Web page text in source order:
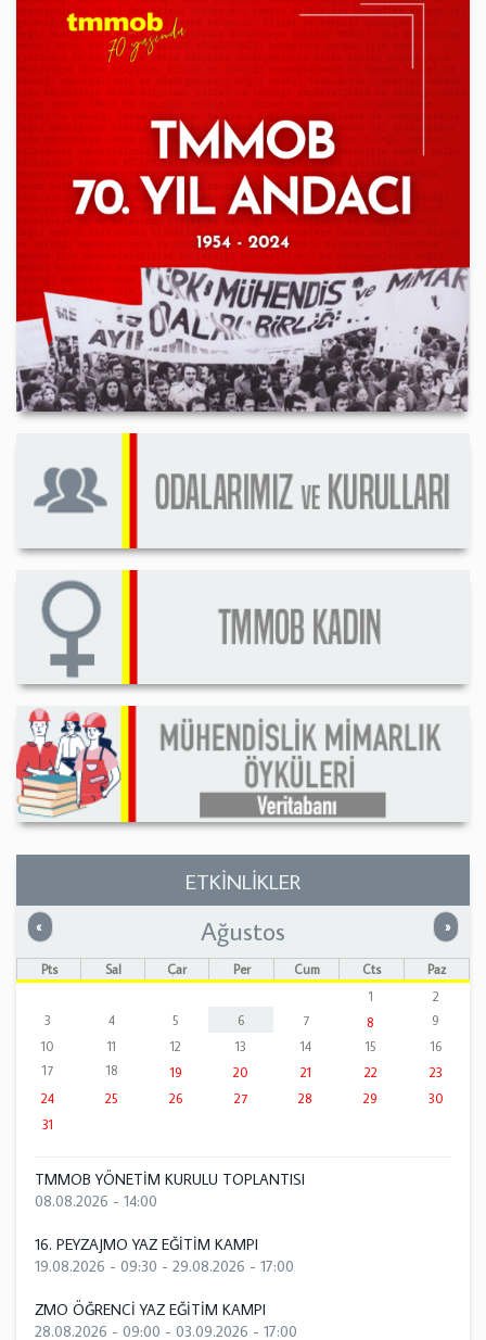
ETKİNLİKLER
« Önceki »
Ağustos
Pts Sal Çar Per Cum Cts
Paz
1
2
3
4 5 6 7 8
9
10
11 12 13 14 15
16
17
18 19 20 21 22
23
24
25 26 27 28 29
30
31
TMMOB YÖNETİM KURULU TOPLANTISI
08.08.2026 - 14:00
16. PEYZAJMO YAZ EĞİTİM KAMPI
19.08.2026 - 09:30 - 29.08.2026 - 17:00
ZMO ÖĞRENCİ YAZ EĞİTİM KAMPI
28.08.2026 - 09:00 - 03.09.2026 - 17:00